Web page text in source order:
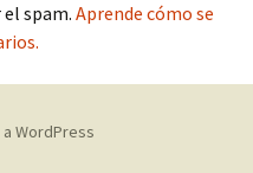
spam. Aprende cómo se
WordPress